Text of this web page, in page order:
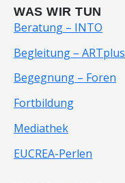
WAS WIR TUN
Beratung – INTO
Begleitung – ARTplus
Begegnung – Foren
Fortbildung
Mediathek
EUCREA-Perlen